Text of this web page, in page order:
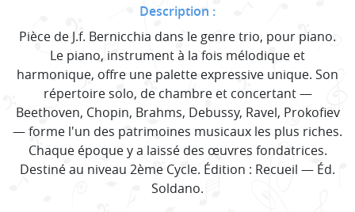
Description :
Pièce de J.f. Bernicchia dans le genre trio, pour piano.
Le piano, instrument à la fois mélodique et
harmonique, offre une palette expressive unique. Son
répertoire solo, de chambre et concertant —
Beethoven, Chopin, Brahms, Debussy, Ravel, Prokofiev
— forme l'un des patrimoines musicaux les plus riches.
Chaque époque y a laissé des œuvres fondatrices.
Destiné au niveau 2ème Cycle. Édition : Recueil — Éd.
Soldano.